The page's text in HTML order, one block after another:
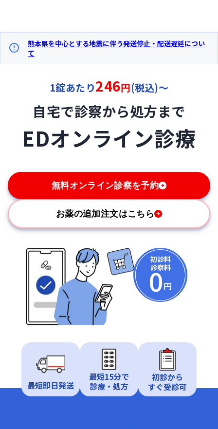
熊本県を中心とする地震に伴う発送停止・配送遅延につい
て
1錠あたり246円(税込)〜
自宅で診察から処方まで
EDオンライン診療
無料オンライン診察を予約
お薬の追加注文はこちら
初診料
診察料
0円
最短即日発送
最短15分で
診療・処方
初診から
すぐ受診可